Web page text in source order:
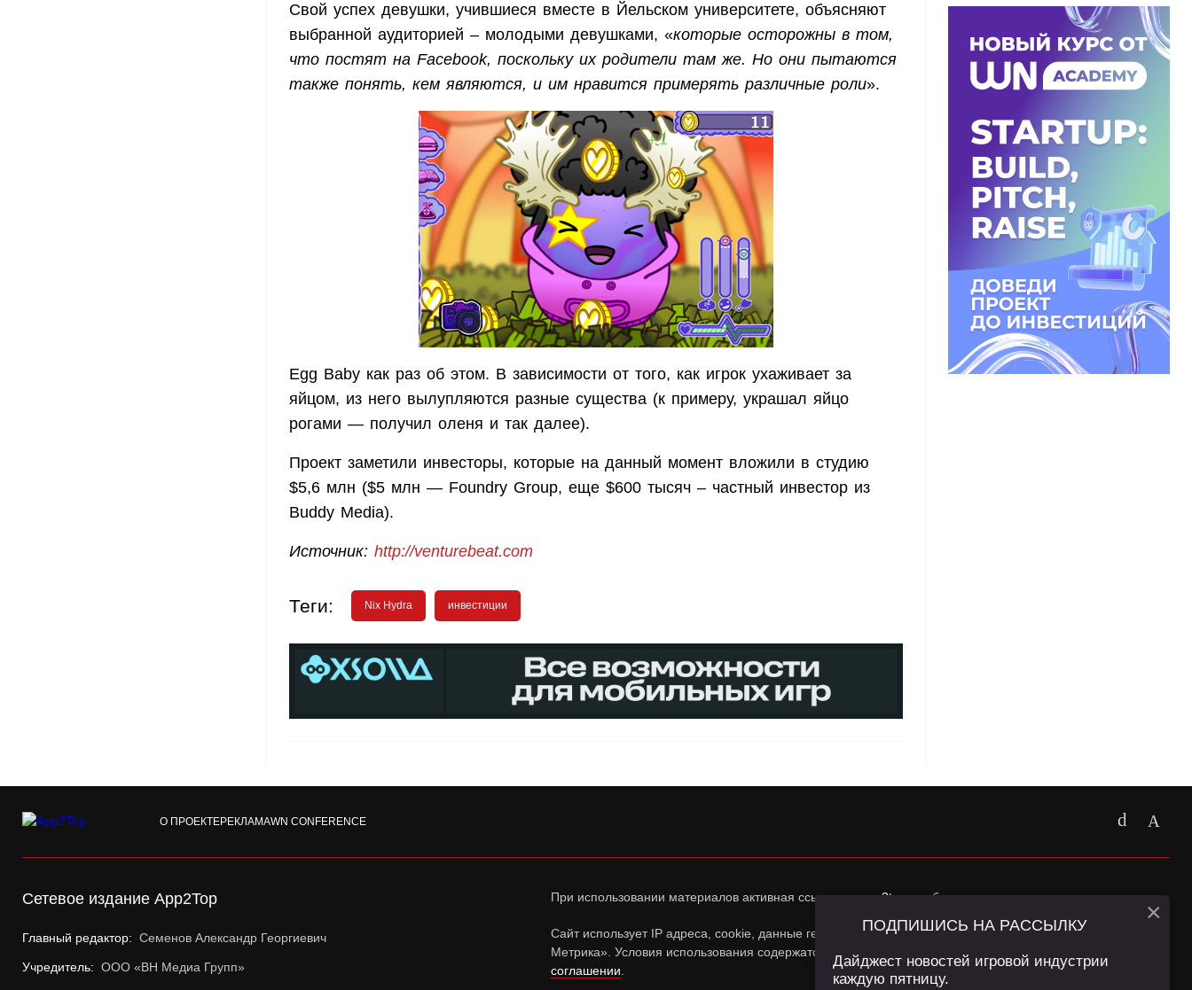
Свой успех девушки, учившиеся вместе в Йельском университете, объясняют
выбранной аудиторией – молодыми девушками, «которые осторожны в том,
что постят на Facebook, поскольку их родители там же. Но они пытаются
также понять, кем являются, и им нравится примерять различные роли».
Egg Baby как раз об этом. В зависимости от того, как игрок ухаживает за
яйцом, из него вылупляются разные существа (к примеру, украшал яйцо
рогами — получил оленя и так далее).
Проект заметили инвесторы, которые на данный момент вложили в студию
$5,6 млн ($5 млн — Foundry Group, еще $600 тысяч – частный инвестор из
Buddy Media).
Источник: http://venturebeat.com
Теги: Nix Hydra инвестиции
О ПРОЕКТЕРЕКЛАМАWN CONFERENCE
Сетевое издание App2Top
Главный редактор: Семенов Александр Георгиевич
Учредитель: ООО «ВН Медиа Групп»
При использовании материалов активная ссылка наapp2top.ruобязательна.
Сайт использует IP адреса, cookie, данные геолокации Пользователей сайта и сервис «Яндекс
Метрика». Условия использования содержатся в
Политике конфиденциальностии
соглашении
ПОДПИШИСЬ НА РАССЫЛКУ
Дайджест новостей игровой индустрии
каждую пятницу.
×